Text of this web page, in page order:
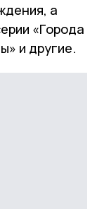
а
«Города
и другие.